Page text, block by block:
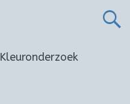
Kleuronderzoek